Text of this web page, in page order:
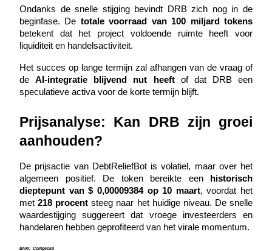
Big data-analyse inclusief handelsinformatie, enz.
Gids
Ondanks de snelle stijging bevindt DRB zich nog in de
beginfase. De totale voorraad van 100 miljard tokens
betekent dat het project voldoende ruimte heeft voor
liquiditeit en handelsactiviteit.
Het succes op lange termijn zal afhangen van de vraag of
de AI-integratie blijvend nut heeft of dat DRB een
speculatieve activa voor de korte termijn blijft.
Prijsanalyse: Kan DRB zijn groei
aanhouden?
De prijsactie van DebtReliefBot is volatiel, maar over het
algemeen positief. De token bereikte een historisch
dieptepunt van $ 0,00009384 op 10 maart, voordat het
met 218 procent steeg naar het huidige niveau. De snelle
waardestijging suggereert dat vroege investeerders en
handelaren hebben geprofiteerd van het virale momentum.
Bron: Coingecko